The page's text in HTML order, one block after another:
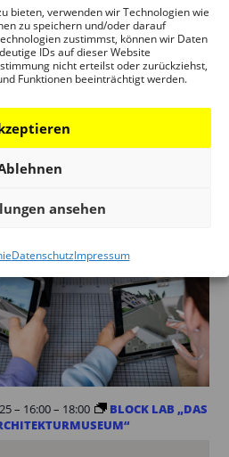
bieten, verwenden wir Technologien wie
zu speichern und/oder darauf
zustimmst, können wir Daten
IDs auf dieser Website
nicht erteilst oder zurückziehst,
Funktionen beeinträchtigt werden.
ansehen
DatenschutzImpressum
Strategien im Umgang mit
– 19:00–21:00
– 16:00– 18:00
BLOCK LAB „DAS